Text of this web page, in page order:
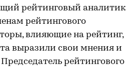
рейтинговый аналитик
рейтингового
влияющие на рейтинг,
выразили свои мнения и
рейтингового